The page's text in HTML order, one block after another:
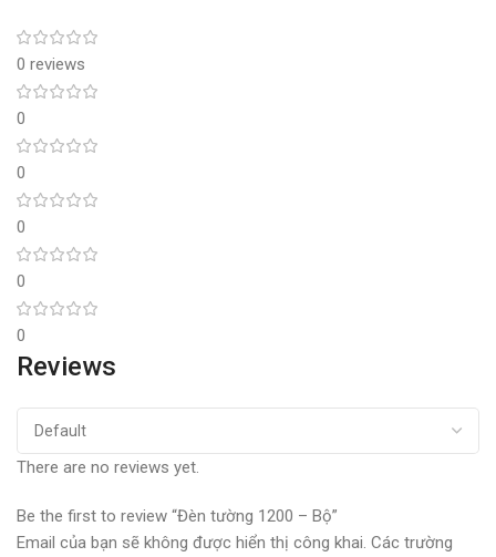
0 reviews
0
0
0
0
0
Reviews
There are no reviews yet.
Be the first to review “Đèn tường 1200 – Bộ”
Email của bạn sẽ không được hiển thị công khai. Các trường